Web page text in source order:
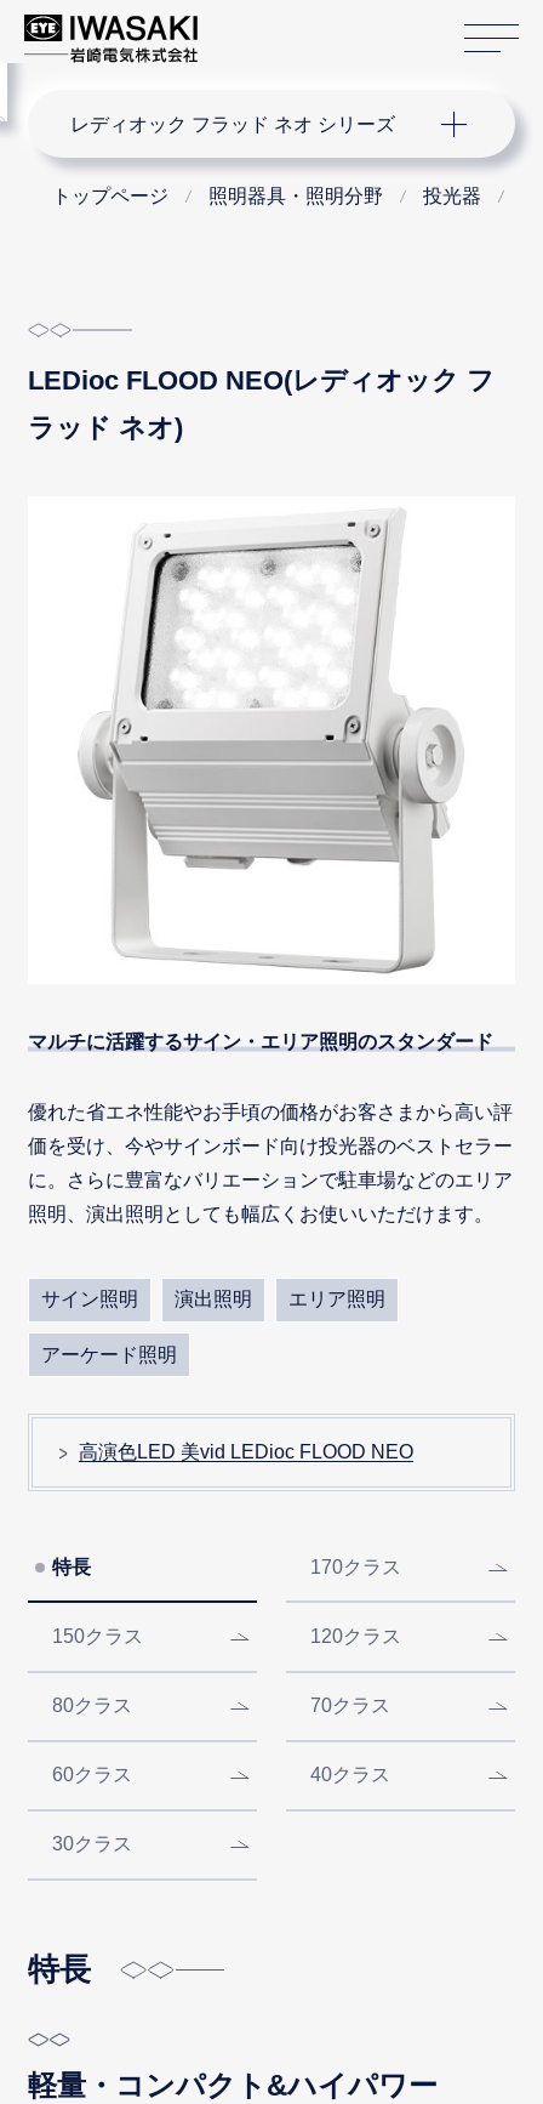
レディオック フラッド ネオ シリーズ
トップページ 照明器具・照明分野 投光器
LEDioc FLOOD NEO(レディオック フ
ラッド ネオ)
マルチに活躍するサイン・エリア照明のスタンダード
優れた省エネ性能やお手頃の価格がお客さまから高い評
価を受け、今やサインボード向け投光器のベストセラー
に。さらに豊富なバリエーションで駐車場などのエリア
照明、演出照明としても幅広くお使いいただけます。
サイン照明 演出照明 エリア照明
アーケード照明
高演色LED 美vid LEDioc FLOOD NEO
特長 170クラス
150クラス 120クラス
80クラス 70クラス
60クラス 40クラス
30クラス
特長
軽量・コンパクト&ハイパワー
menu